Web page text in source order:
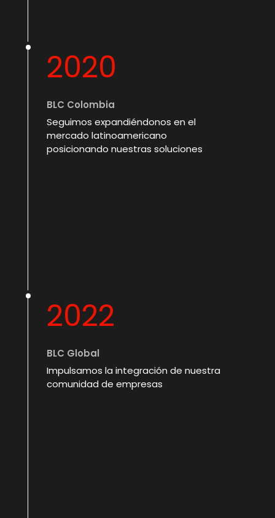
2020
BLC Colombia
Seguimos expandiéndonos en el
mercado latinoamericano
posicionando nuestras soluciones
2022
BLC Global
Impulsamos la integración de nuestra
comunidad de empresas